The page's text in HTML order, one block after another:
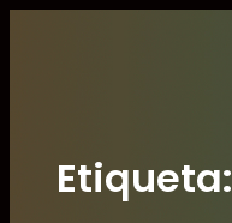
Etiqueta: